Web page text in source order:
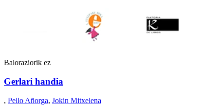
Baloraziorik ez
Gerlari handia
, Pello Añorga, Jokin Mitxelena